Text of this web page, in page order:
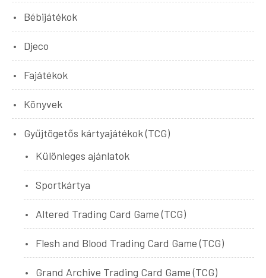
Bébijátékok
Djeco
Fajátékok
Könyvek
Gyűjtögetős kártyajátékok (TCG)
Különleges ajánlatok
Sportkártya
Altered Trading Card Game (TCG)
Flesh and Blood Trading Card Game (TCG)
Grand Archive Trading Card Game (TCG)